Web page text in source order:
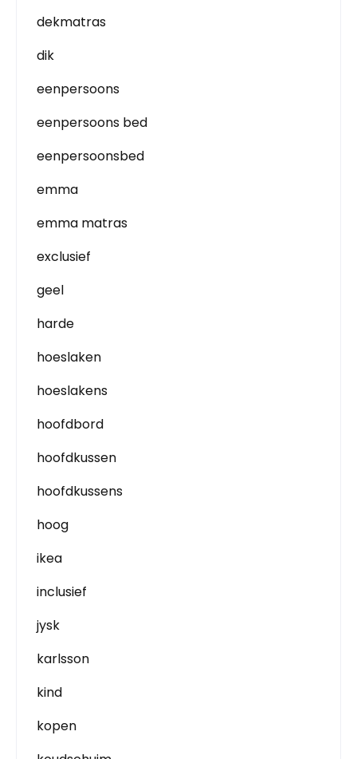
dekmatras
dik
eenpersoons
eenpersoons bed
eenpersoonsbed
emma
emma matras
exclusief
geel
harde
hoeslaken
hoeslakens
hoofdbord
hoofdkussen
hoofdkussens
hoog
ikea
inclusief
jysk
karlsson
kind
kopen